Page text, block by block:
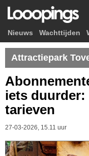
Nieuws Wachttijden
Attractiepark
iets
tarieven
27-03-2026, 15.11 uur